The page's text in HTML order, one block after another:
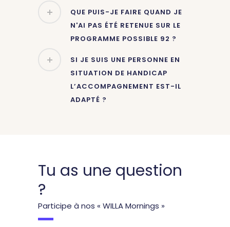
QUE PUIS-JE FAIRE QUAND JE
N'AI PAS ÉTÉ RETENUE SUR LE
PROGRAMME POSSIBLE 92 ?
SI JE SUIS UNE PERSONNE EN
SITUATION DE HANDICAP
L’ACCOMPAGNEMENT EST-IL
ADAPTÉ ?
Tu as une question
?
Participe à nos « WILLA Mornings »